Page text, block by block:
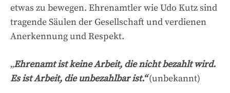
etwas zu bewegen. Ehrenamtler wie Udo Kutz sind
tragende Säulen der Gesellschaft und verdienen
Anerkennung und Respekt.
„Ehrenamt ist keine Arbeit, die nicht bezahlt wird.
Es ist Arbeit, die unbezahlbar ist.“(unbekannt)